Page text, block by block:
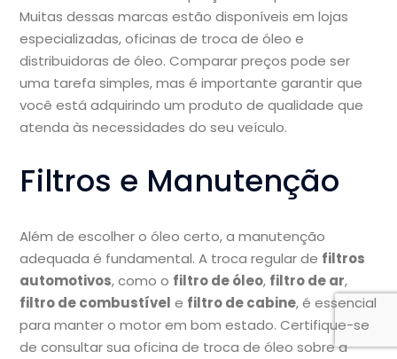
Muitas dessas marcas estão disponíveis em lojas
especializadas, oficinas de troca de óleo e
distribuidoras de óleo. Comparar preços pode ser
uma tarefa simples, mas é importante garantir que
você está adquirindo um produto de qualidade que
atenda às necessidades do seu veículo.
Filtros e Manutenção
Além de escolher o óleo certo, a manutenção
adequada é fundamental. A troca regular de filtros
automotivos, como o filtro de óleo, filtro de ar,
filtro de combustível e filtro de cabine, é essencial
para manter o motor em bom estado. Certifique-se
de consultar sua oficina de troca de óleo sobre a